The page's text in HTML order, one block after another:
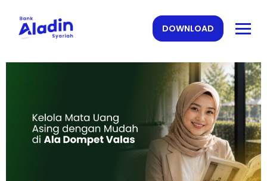
DOWNLOAD